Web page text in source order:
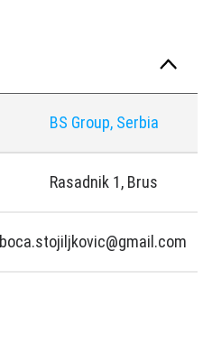
BS Group, Serbia
Rasadnik 1, Brus
boca.stojiljkovic@gmail.com